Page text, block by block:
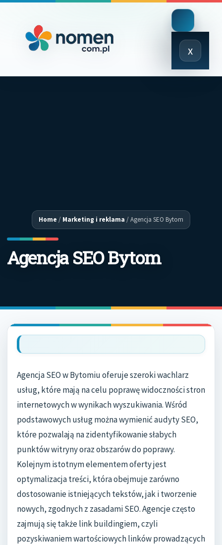
x
Close
Menu
Home / Marketing i reklama /Agencja SEO Bytom
Agencja SEO Bytom
Agencja SEO w Bytomiu oferuje szeroki wachlarz
usług, które mają na celu poprawę widoczności stron
internetowych w wynikach wyszukiwania. Wśród
podstawowych usług można wymienić audyty SEO,
które pozwalają na zidentyfikowanie słabych
punktów witryny oraz obszarów do poprawy.
Kolejnym istotnym elementem oferty jest
optymalizacja treści, która obejmuje zarówno
dostosowanie istniejących tekstów, jak i tworzenie
nowych, zgodnych z zasadami SEO. Agencje często
zajmują się także link buildingiem, czyli
pozyskiwaniem wartościowych linków prowadzących